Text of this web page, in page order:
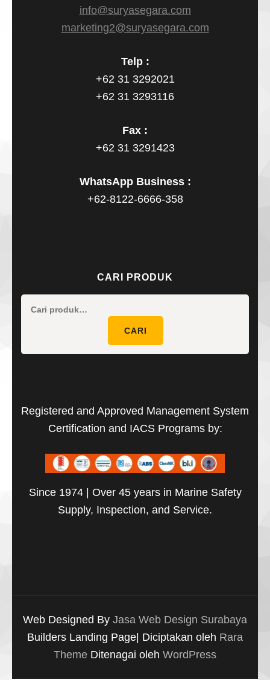
info@suryasegara.com
marketing2@suryasegara.com
Telp :
+62 31 3292021
+62 31 3293116
Fax :
+62 31 3291423
WhatsApp Business :
+62-8122-6666-358
CARI PRODUK
CARI
Registered and Approved Management System
Certification and IACS Programs by:
Since 1974 | Over 45 years in Marine Safety
Supply, Inspection, and Service.
Web Designed By Jasa Web Design Surabaya
Builders Landing Page| Diciptakan oleh Rara
Theme Ditenagai oleh WordPress